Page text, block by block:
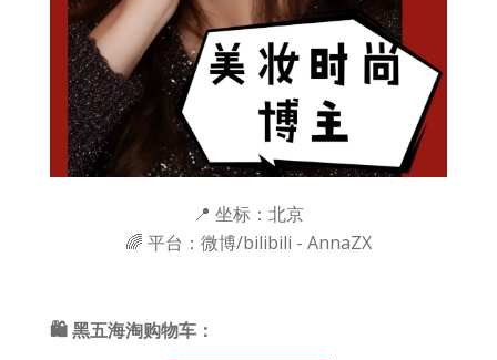
📍 坐标：北京
🌈 平台：微博/bilibili - AnnaZX
🛍 黑五海淘购物车：